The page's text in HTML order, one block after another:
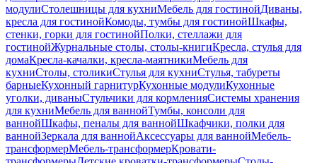
модулиСтолешницы для кухниМебель для гостинойДиваны,
кресла для гостинойКомоды, тумбы для гостинойШкафы,
стенки, горки для гостинойПолки, стеллажи для
гостинойЖурнальные столы, столы-книгиКресла, стулья для
домаКресла-качалки, кресла-маятникиМебель для
кухниСтолы, столикиСтулья для кухниСтулья, табуреты
барныеКухонный гарнитурКухонные модулиКухонные
уголки, диваныСтульчики для кормленияСистемы хранения
для кухниМебель для ваннойТумбы, консоли для
ваннойШкафы, пеналы для ваннойШкафчики, полки для
ваннойЗеркала для ваннойАксессуары для ваннойМебель-
трансформерМебель-трансформерКровати-